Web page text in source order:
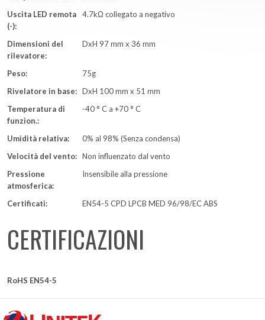
Uscita LED remota
(-):
4.7kΩ collegato a negativo
Dimensioni del
rilevatore:
DxH 97 mm x 36 mm
Peso:
75g
Rivelatore in base: DxH 100 mm x 51 mm
Temperatura di
funzion.:
-40 ° C a +70 ° C
Umidità relativa:
0% al 98% (Senza condensa)
Velocità del vento: Non influenzato dal vento
Pressione
atmosferica:
Insensibile alla pressione
Certificati: EN54-5 CPD LPCB MED 96/98/EC ABS
CERTIFICAZIONI
RoHS EN54-5